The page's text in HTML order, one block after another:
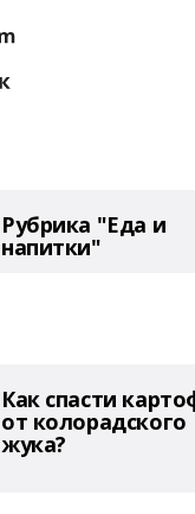
Рубрика "Еда и
напитки"
Как спасти
от колорадского
жука?